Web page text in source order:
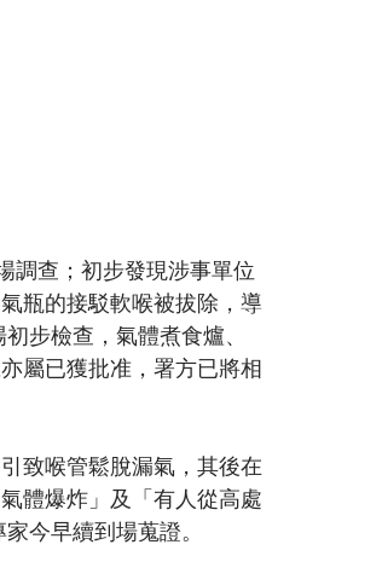
調查；初步發現涉事單位
瓶的接駁軟喉被拔除，導
步檢查，氣體煮食爐、
屬已獲批准，署方已將相
致喉管鬆脫漏氣，其後在
體爆炸」及「有人從高處
今早續到場蒐證。